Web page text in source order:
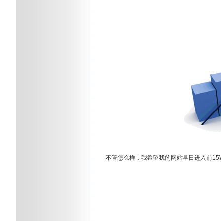
不管怎么样，我希望我的网站早日进入前